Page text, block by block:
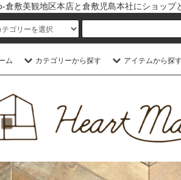
敷美観地区本店と倉敷児島本社にショッ
ム カテゴリーから探す アイテムから探